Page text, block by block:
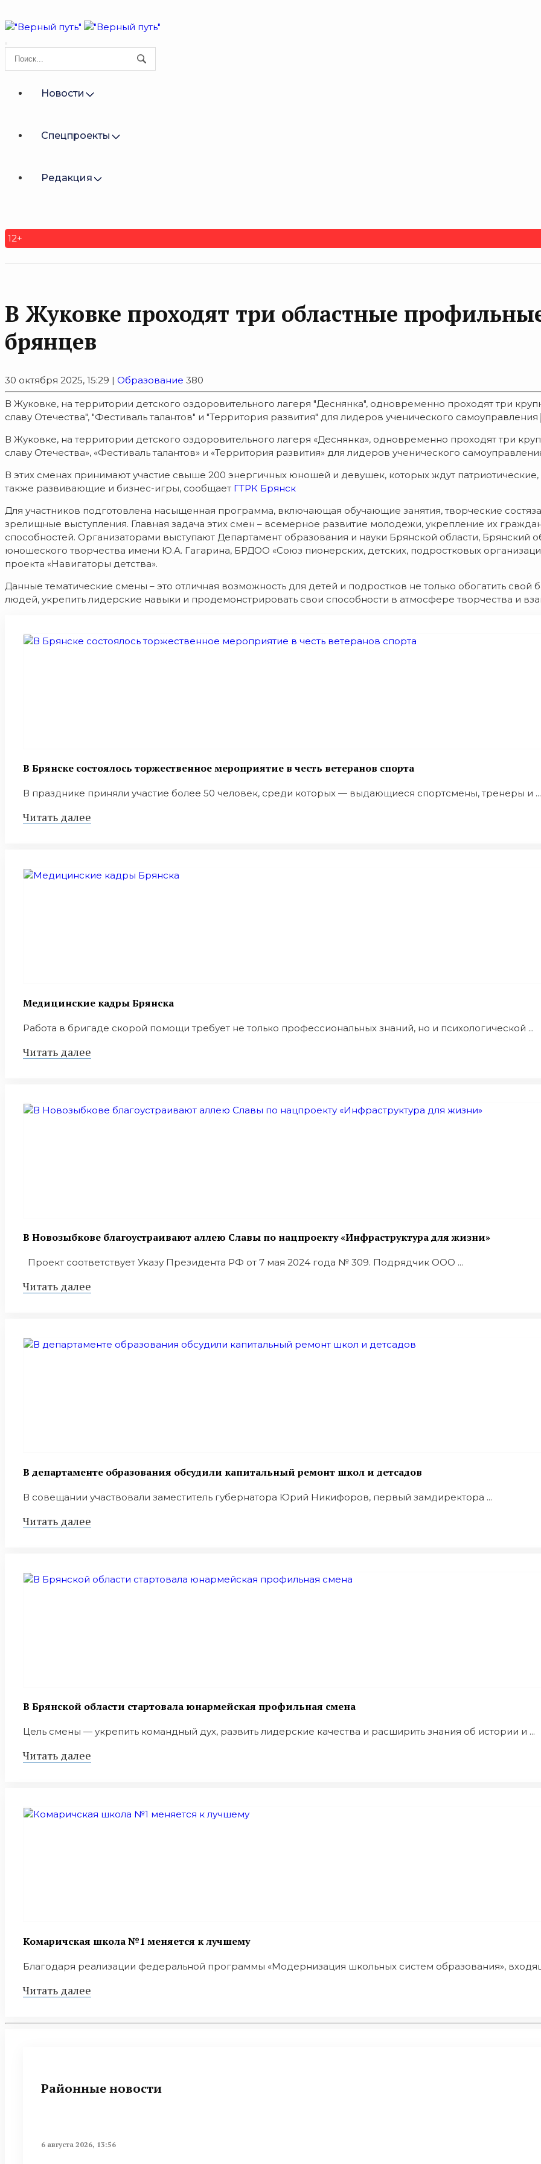
Новости
Спецпроекты
Редакция
12+
В Жуковке проходят три областные
брянцев
30 октября 2025, 15:29 | Образование 380
В Жуковке, на территории детского оздоровительного лагеря "Деснянка", одновременно проходят три
славу Отечества", "Фестиваль талантов" и "Территория развития" для лидеров ученического самоуправления
В Жуковке, на территории детского оздоровительного лагеря «Деснянка», одновременно проходят три
славу Отечества», «Фестиваль талантов» и «Территория развития» для лидеров ученического
В этих сменах принимают участие свыше 200 энергичных юношей и девушек, которых ждут
также развивающие и бизнес-игры, сообщает ГТРК Брянск
Для участников подготовлена насыщенная программа, включающая обучающие занятия, творческие
зрелищные выступления. Главная задача этих смен – всемерное развитие молодежи, укрепление их
способностей. Организаторами выступают Департамент образования и науки Брянской области, Брянский
юношеского творчества имени Ю.А. Гагарина, БРДОО «Союз пионерских, детских, подростковых
проекта «Навигаторы детства».
Данные тематические смены – это отличная возможность для детей и подростков не только обогатить свой
людей, укрепить лидерские навыки и продемонстрировать свои способности в атмосфере творчества и
В Брянске состоялось торжественное мероприятие в честь ветеранов спорта
В празднике приняли участие более 50 человек, среди которых — выдающиеся спортсмены, тренеры и ...
Читать далее
Медицинские кадры Брянска
Работа в бригаде скорой помощи требует не только профессиональных знаний, но и психологической ...
Читать далее
В Новозыбкове благоустраивают аллею Славы по нацпроекту «Инфраструктура для жизни»
Проект соответствует Указу Президента РФ от 7 мая 2024 года № 309. Подрядчик ООО ...
Читать далее
В департаменте образования обсудили капитальный ремонт школ и детсадов
В совещании участвовали заместитель губернатора Юрий Никифоров, первый замдиректора ...
Читать далее
В Брянской области стартовала юнармейская профильная смена
Цель смены — укрепить командный дух, развить лидерские качества и расширить знания об истории и ...
Читать далее
Комаричская школа №1 меняется к лучшему
Благодаря реализации федеральной программы «Модернизация школьных систем образования»,
Читать далее
Районные новости
6 августа 2026, 13:56